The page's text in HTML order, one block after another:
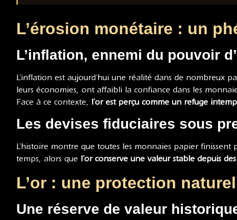
L’érosion monétaire : un
L’inflation, ennemi du pouvoir
L’inflation est aujourd’hui une réalité dans de nombreux
leurs économies, ont affaibli la confiance dans les
Face à ce contexte, l’or est perçu comme un refuge
Les devises fiduciaires sous
L’histoire montre que toutes les monnaies papier
temps, alors que l’or conserve une valeur stable depuis
L’or : une protection
Une réserve de valeur